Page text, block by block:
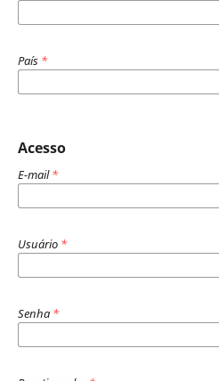
País *
Acesso
E-mail*
Usuário *
Senha *